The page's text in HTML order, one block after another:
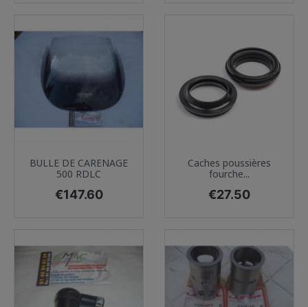
BULLE DE CARENAGE
500 RDLC
Price
€147.60
Caches poussières
fourche...
Price
€27.50